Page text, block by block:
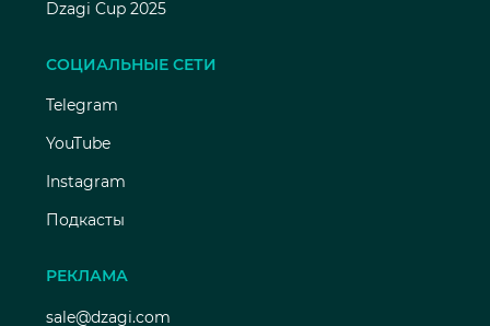
Dzagi Cup 2025
СОЦИАЛЬНЫЕ СЕТИ
Telegram
YouTube
Instagram
Подкасты
РЕКЛАМА
sale@dzagi.com